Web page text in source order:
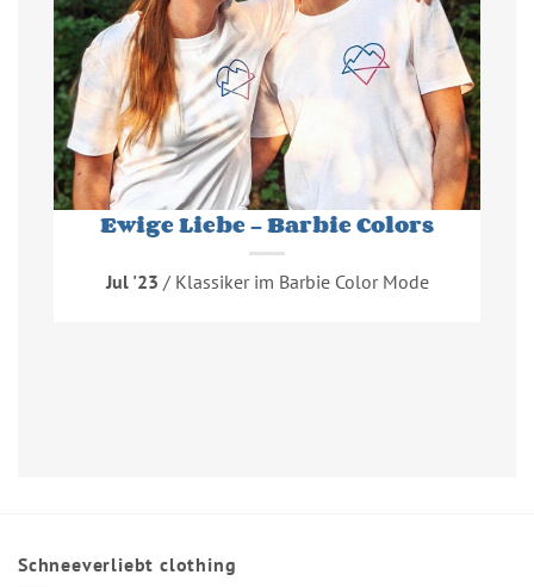
Ewige Liebe - Barbie Colors
Jul '23 / Klassiker im Barbie Color Mode
Schneeverliebt clothing